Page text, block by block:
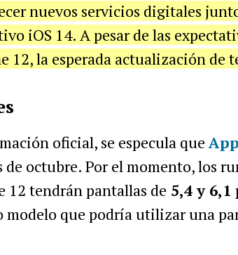
nuevos servicios digitales
iOS 14. A pesar de las
12, la esperada actualización de
oficial, se especula que
de octubre. Por el momento, los
12 tendrán pantallas de 5,4 y
modelo que podría utilizar una